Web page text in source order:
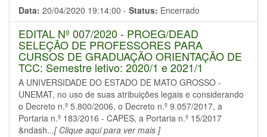
Data: 20/04/2020 19:14:00 - Status: Encerrado
EDITAL Nº 007/2020 - PROEG/DEAD
SELEÇÃO DE PROFESSORES PARA
CURSOS DE GRADUAÇÃO ORIENTAÇÃO DE
TCC: Semestre letivo: 2020/1 e 2021/1
A UNIVERSIDADE DO ESTADO DE MATO GROSSO -
UNEMAT, no uso de suas atribuições legais e considerando
o Decreto n.º 5.800/2006, o Decreto n.º 9.057/2017, a
Portaria n.º 183/2016 - CAPES, a Portaria n.º 15/2017
&ndash...[ Clique aqui para ver mais ]